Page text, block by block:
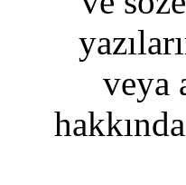
veya